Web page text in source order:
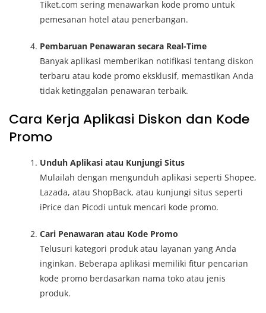
Tiket.com sering menawarkan kode promo untuk
pemesanan hotel atau penerbangan.
Pembaruan Penawaran secara Real-Time
Banyak aplikasi memberikan notifikasi tentang diskon
terbaru atau kode promo eksklusif, memastikan Anda
tidak ketinggalan penawaran terbaik.
Cara Kerja Aplikasi Diskon dan Kode
Promo
Unduh Aplikasi atau Kunjungi Situs
Mulailah dengan mengunduh aplikasi seperti Shopee,
Lazada, atau ShopBack, atau kunjungi situs seperti
iPrice dan Picodi untuk mencari kode promo.
Cari Penawaran atau Kode Promo
Telusuri kategori produk atau layanan yang Anda
inginkan. Beberapa aplikasi memiliki fitur pencarian
kode promo berdasarkan nama toko atau jenis
produk.